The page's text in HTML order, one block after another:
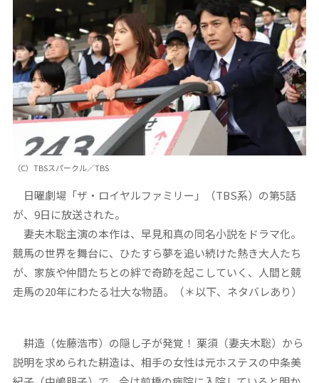
（C）TBSスパークル／TBS
日曜劇場「ザ・ロイヤルファミリー」（TBS系）の第5話
が、9日に放送された。
妻夫木聡主演の本作は、早見和真の同名小説をドラマ化。
競馬の世界を舞台に、ひたすら夢を追い続けた熱き大人たち
が、家族や仲間たちとの絆で奇跡を起こしていく、人間と競
走馬の20年にわたる壮大な物語。（＊以下、ネタバレあり）
耕造（佐藤浩市）の隠し子が発覚！ 栗須（妻夫木聡）から
説明を求められた耕造は、相手の女性は元ホステスの中条美